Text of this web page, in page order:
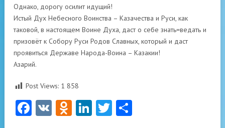
Однако, дорогу осилит идущий!
Истый Дух Небесного Воинства – Казачества и Руси, как
таковой, в настоящем Воине Духа, даст о себе знать=ведать и
призовёт к Собору Руси Родов Славных, который и даст
проявиться Державе Народа-Воина – Казакии!
Азарий.
Post Views: 1 858
Facebook
VK Odnoklassniki
LinkedIn
Twitter